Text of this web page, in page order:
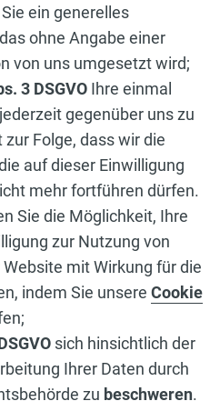
ein generelles
ohne Angabe einer
von uns umgesetzt wird;
3 DSGVO Ihre einmal
gegenüber uns zu
zur Folge, dass wir die
auf dieser Einwilligung
mehr fortführen dürfen.
Sie die Möglichkeit, Ihre
zur Nutzung von
mit Wirkung für die
indem Sie unsere Cookie
sich hinsichtlich der
Ihrer Daten durch
zu beschweren.